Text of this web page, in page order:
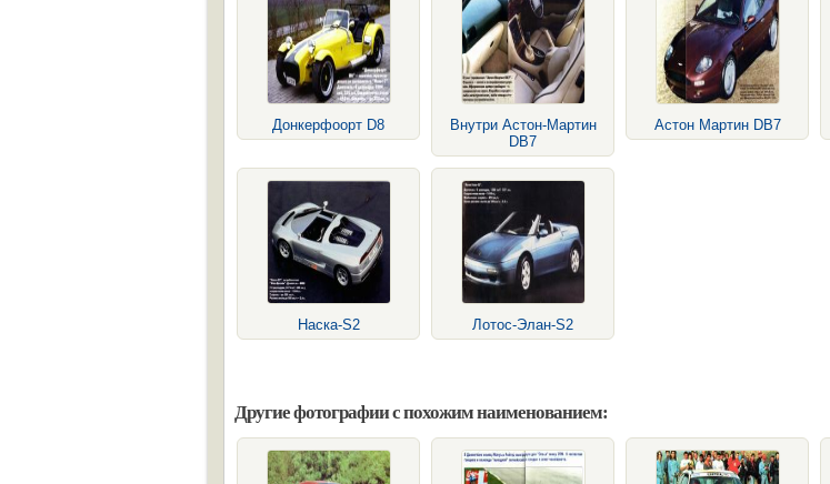
Донкерфоорт D8
Внутри Астон-Мартин
DB7
Астон Мартин DB7
Наска-S2 Лотос-Элан-S2
Другие фотографии с похожим наименованием: